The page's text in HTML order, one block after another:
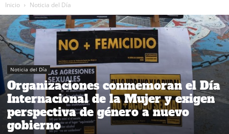
Inicio Noticia del Día
Noticia del Día
Organizaciones conmemoran el Día
Internacional de la Mujer y exigen
perspectiva de género a nuevo
gobierno